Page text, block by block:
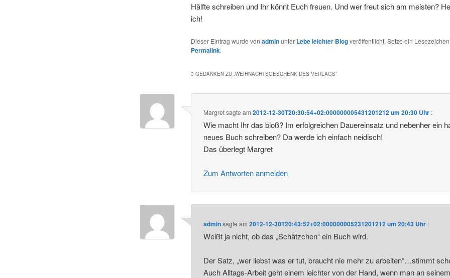
Hälfte schreiben und Ihr könnt Euch freuen. Und wer freut sich am meisten?
ich!
Dieser Eintrag wurde von adminunter Lebe leichter Blogveröffentlicht. Setze ein
Permalink.
3 GEDANKEN ZU „ WEIHNACHTSGESCHENK DES VERLAGS“
Margretsagte am2012-12-30T20:30:54+02:000000005431201212 um 20:30 Uhr :
Wie macht Ihr das bloß? Im erfolgreichen Dauereinsatz und nebenher ein
neues Buch schreiben? Da werde ich einfach neidisch!
Das überlegt Margret
Zum Antworten anmelden
adminsagte am2012-12-30T20:43:52+02:000000005231201212 um 20:43 Uhr :
Weißt ja nicht, ob das „Schätzchen“ ein Buch wird.
Der Satz, „wer liebst was er tut, braucht nie mehr zu arbeiten“…stimmt
Auch Alltags-Arbeit geht einem leichter von der Hand, wenn man an seinem